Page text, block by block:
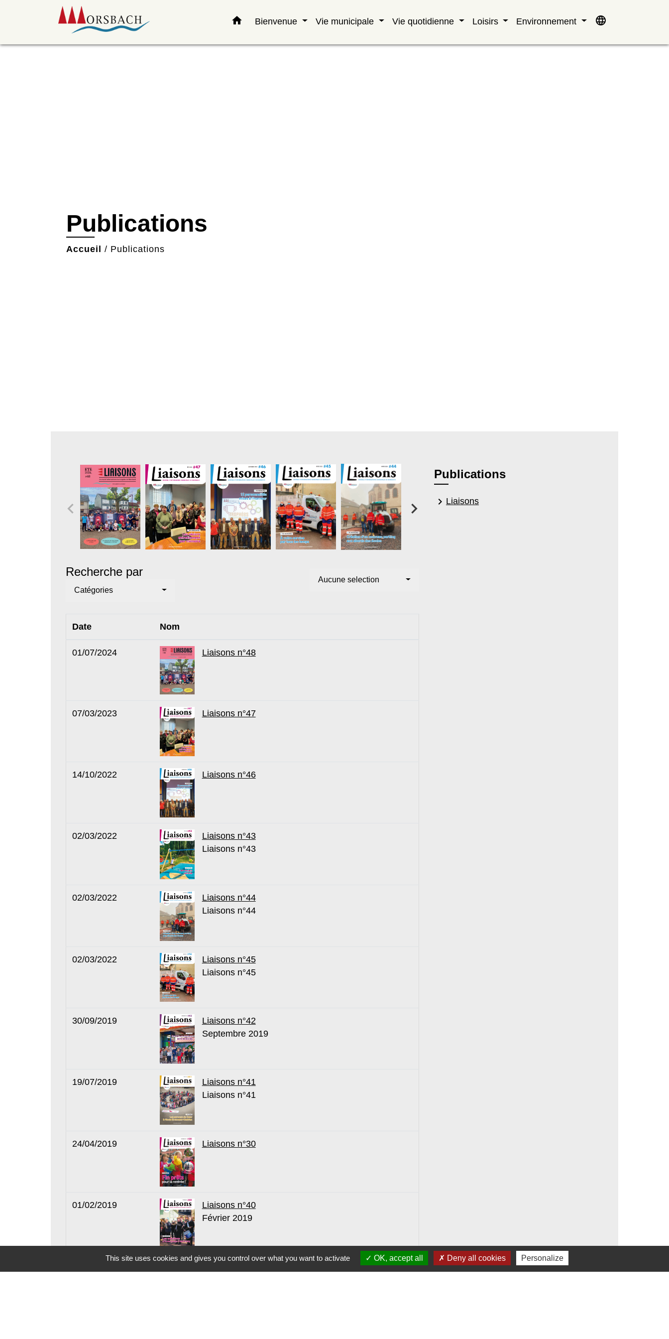
home Bienvenue Vie municipale Vie quotidienne Loisirs Environnement language
Publications
Accueil / Publications
Recherche par
Catégories
Aucune selection
Date Nom
01/07/2024 Liaisons n°48
07/03/2023 Liaisons n°47
14/10/2022 Liaisons n°46
02/03/2022
Liaisons n°43
Liaisons n°43
02/03/2022
Liaisons n°44
Liaisons n°44
02/03/2022
Liaisons n°45
Liaisons n°45
30/09/2019
Liaisons n°42
Septembre 2019
19/07/2019
Liaisons n°41
Liaisons n°41
24/04/2019 Liaisons n°30
01/02/2019
Liaisons n°40
Février 2019
1 -2
Publications
keyboard_arrow_right Liaisons
This site uses cookies and gives you control over what you want to activate OK, accept all Deny all cookies Personalize